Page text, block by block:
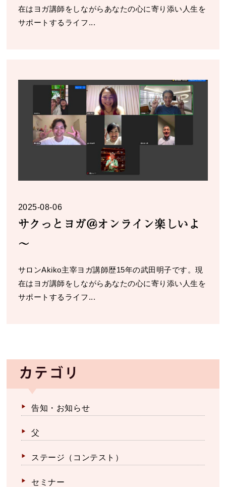
在はヨガ講師をしながらあなたの心に寄り添い人生を
サポートするライフ...
2025-08-06
サクっとヨガ＠オンライン楽しいよ
～
サロンAkiko主宰ヨガ講師歴15年の武田明子です。現
在はヨガ講師をしながらあなたの心に寄り添い人生を
サポートするライフ...
カテゴリ
告知・お知らせ
父
ステージ（コンテスト）
セミナー